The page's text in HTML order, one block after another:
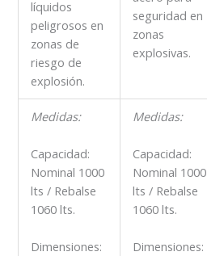
líquidos
peligrosos en
zonas de
riesgo de
explosión.
seguridad en
zonas
explosivas.
Medidas:
Capacidad:
Nominal 1000
lts / Rebalse
1060 lts.
Dimensiones:
Medidas:
Capacidad:
Nominal 1000
lts / Rebalse
1060 lts.
Dimensiones: